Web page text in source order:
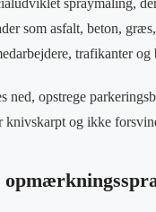
spraymaling,
som asfalt, beton,
trafikanter og
opstrege
knivskarpt og ikke